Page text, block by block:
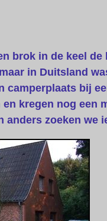
brok in de keel
in Duitsland
camperplaats bij
kregen nog een
anders zoeken we